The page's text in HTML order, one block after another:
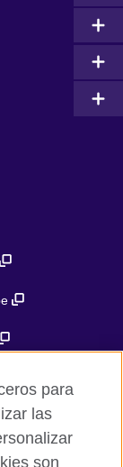
para
las
son